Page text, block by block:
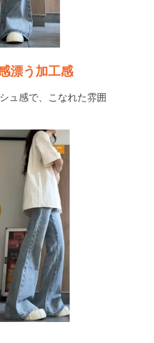
漂う加工感
ュ感で、こなれた雰囲